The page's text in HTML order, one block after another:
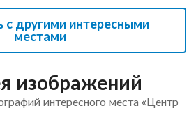
с другими интересными
местами
изображений
интересного места «Центр